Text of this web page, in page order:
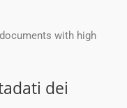
with high
dei